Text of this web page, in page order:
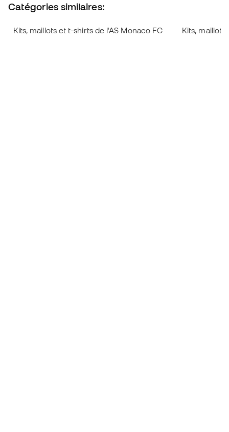
Catégories similaires:
Kits, maillots et t-shirts de l'AS Monaco FC Kits,